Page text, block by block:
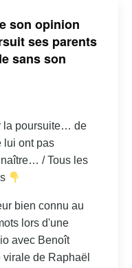
son opinion
ses parents
sans son
la poursuite… de
lui ont pas
/ Tous les
bien connu au
lors d'une
avec Benoît
de Raphaël